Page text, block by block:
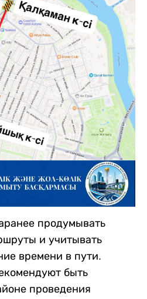
продумывать
и учитывать
времени в пути.
быть
проведения